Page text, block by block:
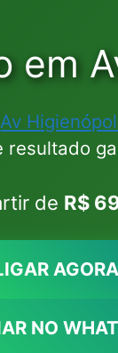
em
Av
resultado
de R$
AGORA
NO